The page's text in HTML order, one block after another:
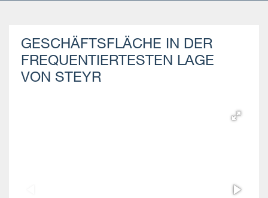
GESCHÄFTSFLÄCHE IN DER
FREQUENTIERTESTEN LAGE
VON STEYR